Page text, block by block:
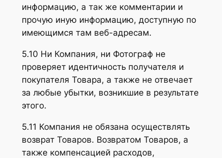
информацию, а так же комментарии и
прочую иную информацию, доступную по
имеющимся там веб-адресам.
5.10 Ни Компания, ни Фотограф не
проверяет идентичность получателя и
покупателя Товара, а также не отвечает
за любые убытки, возникшие в результате
этого.
5.11 Компания не обязана осуществлять
возврат Товаров. Возвратом Товаров, а
также компенсацией расходов,